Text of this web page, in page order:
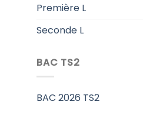
Première L
Seconde L
BAC TS2
BAC 2026 TS2